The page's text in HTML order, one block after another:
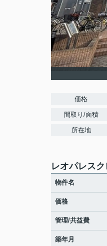
価格
間取り/面積
所在地
レオパレス
物件名
価格
管理/共益費
築年月